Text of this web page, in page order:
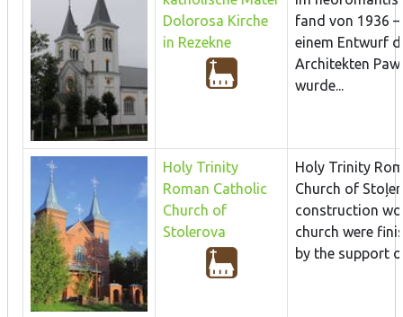
Dolorosa Kirche
in Rezekne
fand von 1936
einem Entwurf
Architekten
wurde...
Holy Trinity
Roman Catholic
Church of
Stolerova
Holy Trinity
Church of
construction
church were
by the support